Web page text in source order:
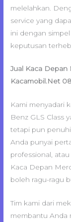
melelahkan.
service yang
ini dengan
keputusan
Jual Kaca Depan
Kacamobil.Net
Kami menyadari
Benz GLS Class
tetapi pun
Anda punyai
professional,
Kaca Depan
boleh ragu-ragu
Tim kami dari
membantu Anda